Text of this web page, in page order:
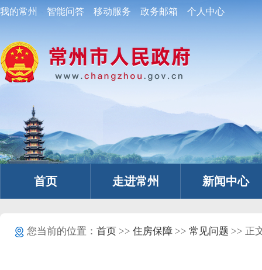
我的常州 智能问答 移动服务 政务邮箱 个人中心
首页 走进常州 新闻中心
您当前的位置： 首页>> 住房保障>> 常见问题 >> 正